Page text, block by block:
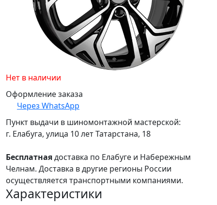
Нет в наличии
Оформление заказа
Через WhatsApp
Пункт выдачи в шиномонтажной мастерской:
г. Елабуга, улица 10 лет Татарстана, 18
Бесплатнаядоставка по Елабуге и Набережным
Челнам. Доставка в другие регионы России
осуществляется транспортными компаниями.
Характеристики